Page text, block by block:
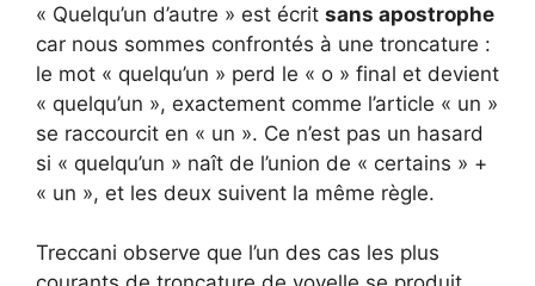
« Quelqu’un d’autre » est écrit sans apostrophe
car nous sommes confrontés à une troncature :
le mot « quelqu’un » perd le « o » final et devient
« quelqu’un », exactement comme l’article « un »
se raccourcit en « un ». Ce n’est pas un hasard
si « quelqu’un » naît de l’union de « certains » +
« un », et les deux suivent la même règle.
Treccani observe que l’un des cas les plus